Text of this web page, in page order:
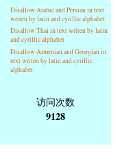
Disallow Arabic and Persian in text
writen by latin and cyrillic alphabet
Disallow Thai in text writen by latin
and cyrillic alphabet
Disallow Armenian and Georgian in
text writen by latin and cyrillic
alphabet
访问次数
9128